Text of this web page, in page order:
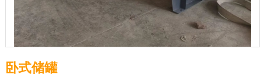
卧式储罐